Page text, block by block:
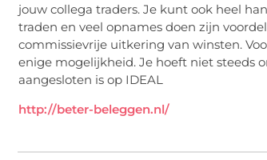
jouw collega traders. Je kunt ook heel
traden en veel opnames doen zijn
commissievrije uitkering van winsten.
enige mogelijkheid. Je hoeft niet steeds
aangesloten is op IDEAL
http://beter-beleggen.nl/